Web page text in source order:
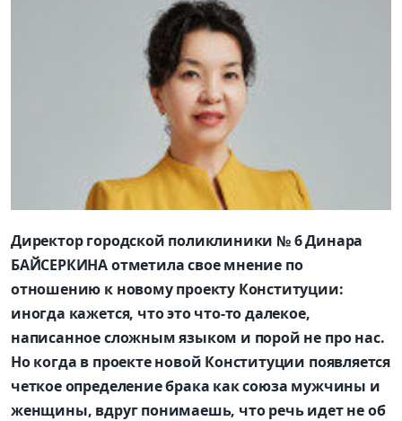
Директор городской поликлиники № 6 Динара
БАЙСЕРКИНА отметила свое мнение по
отношению к новому проекту Конституции:
иногда кажется, что это что-то далекое,
написанное сложным языком и порой не про нас.
Но когда в проекте новой Конституции появляется
четкое определение брака как союза мужчины и
женщины, вдруг понимаешь, что речь идет не об